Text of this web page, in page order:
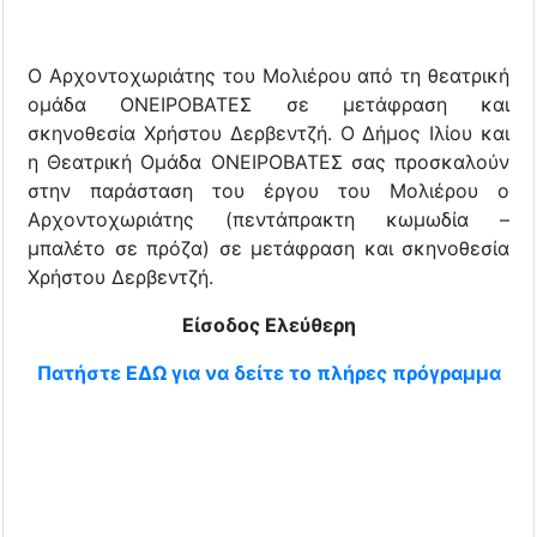
Ο Αρχοντοχωριάτης του Μολιέρου από τη θεατρική
ομάδα ΟΝΕΙΡΟΒΑΤΕΣ σε μετάφραση και
σκηνοθεσία Χρήστου Δερβεντζή. Ο Δήμος Ιλίου και
η Θεατρική Ομάδα ΟΝΕΙΡΟΒΑΤΕΣ σας προσκαλούν
στην παράσταση του έργου του Μολιέρου ο
Αρχοντοχωριάτης (πεντάπρακτη κωμωδία –
μπαλέτο σε πρόζα) σε μετάφραση και σκηνοθεσία
Χρήστου Δερβεντζή.
Είσοδος Ελεύθερη
Πατήστε ΕΔΩ για να δείτε το πλήρες πρόγραμμα